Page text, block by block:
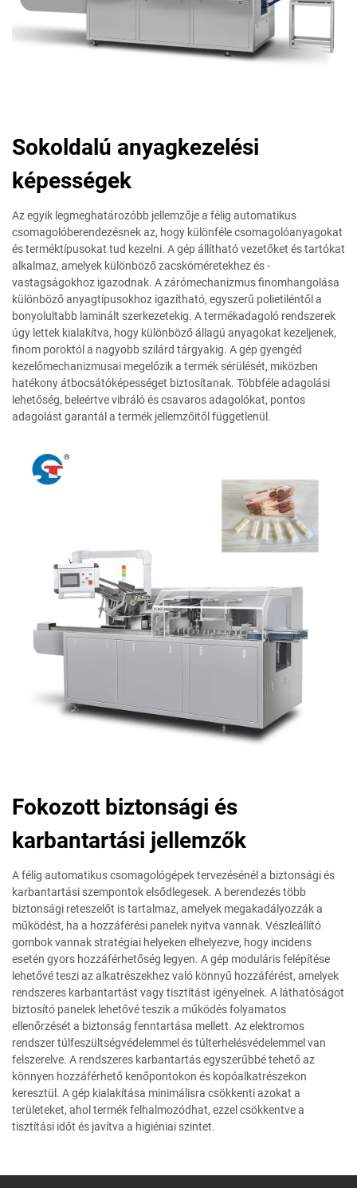
Sokoldalú anyagkezelési
képességek
Az egyik legmeghatározóbb jellemzője a félig automatikus
csomagolóberendezésnek az, hogy különféle csomagolóanyagokat
és terméktípusokat tud kezelni. A gép állítható vezetőket és tartókat
alkalmaz, amelyek különböző zacskóméretekhez és -
vastagságokhoz igazodnak. A zárómechanizmus finomhangolása
különböző anyagtípusokhoz igazítható, egyszerű polietiléntől a
bonyolultabb laminált szerkezetekig. A termékadagoló rendszerek
úgy lettek kialakítva, hogy különböző állagú anyagokat kezeljenek,
finom poroktól a nagyobb szilárd tárgyakig. A gép gyengéd
kezelőmechanizmusai megelőzik a termék sérülését, miközben
hatékony átbocsátóképességet biztosítanak. Többféle adagolási
lehetőség, beleértve vibráló és csavaros adagolókat, pontos
adagolást garantál a termék jellemzőitől függetlenül.
Fokozott biztonsági és
karbantartási jellemzők
A félig automatikus csomagológépek tervezésénél a biztonsági és
karbantartási szempontok elsődlegesek. A berendezés több
biztonsági reteszelőt is tartalmaz, amelyek megakadályozzák a
működést, ha a hozzáférési panelek nyitva vannak. Vészleállító
gombok vannak stratégiai helyeken elhelyezve, hogy incidens
esetén gyors hozzáférhetőség legyen. A gép moduláris felépítése
lehetővé teszi az alkatrészekhez való könnyű hozzáférést, amelyek
rendszeres karbantartást vagy tisztítást igényelnek. A láthatóságot
biztosító panelek lehetővé teszik a működés folyamatos
ellenőrzését a biztonság fenntartása mellett. Az elektromos
rendszer túlfeszültségvédelemmel és túlterhelésvédelemmel van
felszerelve. A rendszeres karbantartás egyszerűbbé tehető az
könnyen hozzáférhető kenőpontokon és kopóalkatrészekon
keresztül. A gép kialakítása minimálisra csökkenti azokat a
területeket, ahol termék felhalmozódhat, ezzel csökkentve a
tisztítási időt és javítva a higiéniai szintet.